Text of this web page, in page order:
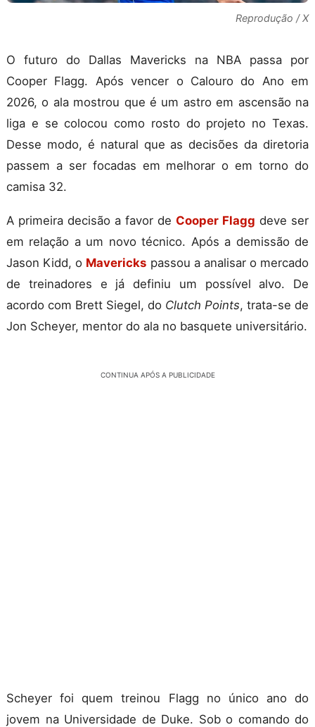
Reprodução / X
O futuro do Dallas Mavericks na NBA passa por
Cooper Flagg. Após vencer o Calouro do Ano em
2026, o ala mostrou que é um astro em ascensão na
liga e se colocou como rosto do projeto no Texas.
Desse modo, é natural que as decisões da diretoria
passem a ser focadas em melhorar o em torno do
camisa 32.
A primeira decisão a favor de Cooper Flagg deve ser
em relação a um novo técnico. Após a demissão de
Jason Kidd, o Mavericks passou a analisar o mercado
de treinadores e já definiu um possível alvo. De
acordo com Brett Siegel, do Clutch Points, trata-se de
Jon Scheyer, mentor do ala no basquete universitário.
CONTINUA APÓS A PUBLICIDADE
Scheyer foi quem treinou Flagg no único ano do
jovem na Universidade de Duke. Sob o comando do